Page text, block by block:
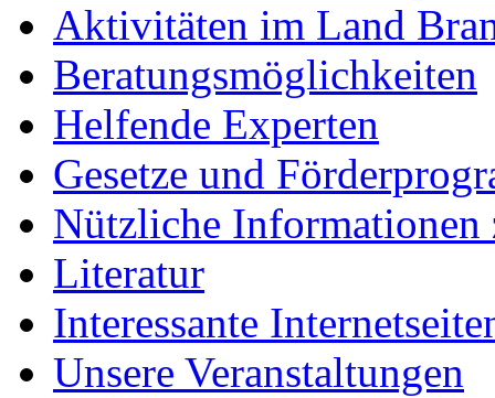
Aktivitäten im Land
Beratungsmöglichkeiten
Helfende Experten
Gesetze und
Nützliche Informationen
Literatur
Interessante
Unsere Veranstaltungen